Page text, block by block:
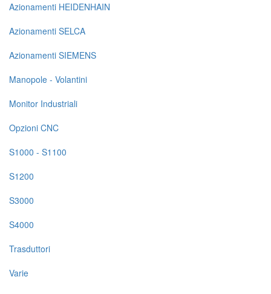
Navigazione
principale
Ricambi
su
pagine
Azionamenti HEIDENHAIN
Azionamenti SELCA
Azionamenti SIEMENS
Manopole - Volantini
Monitor Industriali
Opzioni CNC
S1000 - S1100
S1200
S3000
S4000
Trasduttori
Varie